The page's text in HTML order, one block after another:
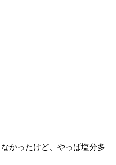
かったけど、やっぱ塩分多